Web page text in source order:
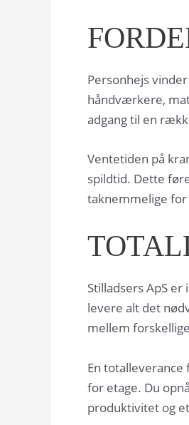
Personhejs
håndværkere,
adgang til en
Ventetiden på
spildtid. Dette
taknemmelige for
Stilladsers ApS
levere alt det
mellem
En
for etage. Du
produktivitet og